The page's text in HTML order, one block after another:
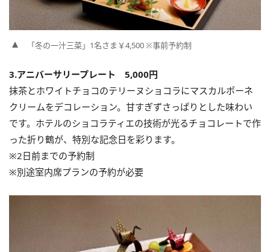
「冬の一汁三菜」1名さま￥4,500 ※事前予約制
3.アニバーサリープレート 5,000円
抹茶とホワイトチョコのテリーヌショコラにマスカルポーネ
クリームをデコレーション。甘すぎずさっぱりとした味わい
です。ホテルのショコラティエの技術が光るチョコレートで作
った折り鶴が、特別な記念日を彩ります。
※2日前までの予約制
※別途室内席プランの予約が必要